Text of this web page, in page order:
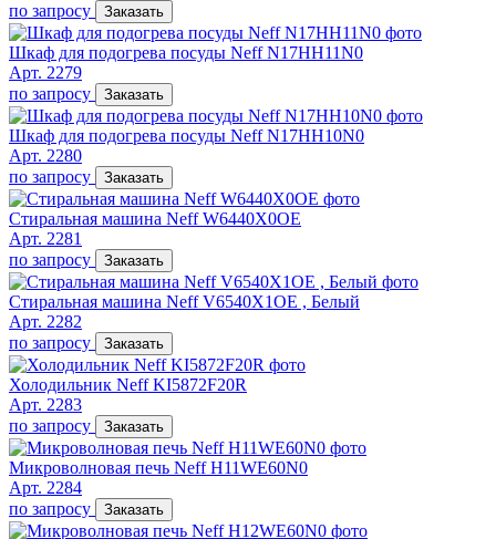
по запросу Заказать
Шкаф для подогрева посуды Neff N17HH11N0
Арт. 2279
по запросу
Заказать
Шкаф для подогрева посуды Neff N17HH10N0
Арт. 2280
по запросу
Заказать
Стиральная машина Neff W6440X0OE
Арт. 2281
по запросу
Заказать
Стиральная машина Neff V6540X1OE , Белый
Арт. 2282
по запросу
Заказать
Холодильник Neff KI5872F20R
Арт. 2283
по запросу
Заказать
Микроволновая печь Neff H11WE60N0
Арт. 2284
по запросу
Заказать